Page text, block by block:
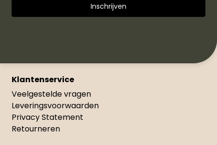
Klantenservice
Veelgestelde vragen
Leveringsvoorwaarden
Privacy Statement
Retourneren